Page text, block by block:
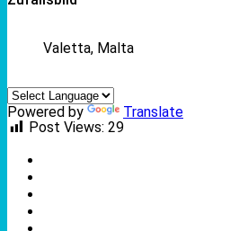
Valetta, Malta
Powered by
Translate
Post Views: 29